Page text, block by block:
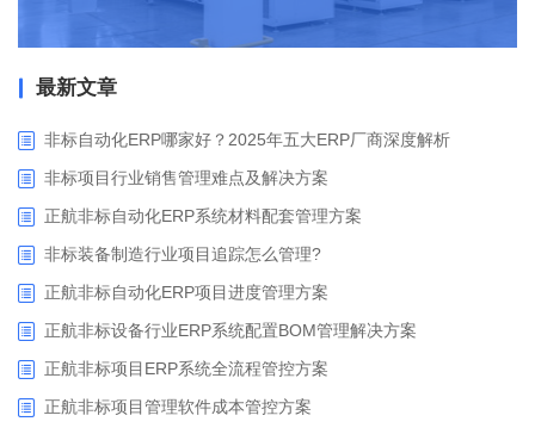
最新文章
非标自动化ERP哪家好？2025年五大ERP厂商深度解析
非标项目行业销售管理难点及解决方案
正航非标自动化ERP系统材料配套管理方案
非标装备制造行业项目追踪怎么管理?
正航非标自动化ERP项目进度管理方案
正航非标设备行业ERP系统配置BOM管理解决方案
正航非标项目ERP系统全流程管控方案
正航非标项目管理软件成本管控方案